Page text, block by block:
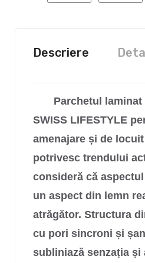
Descriere
Parchetul laminat
SWISS LIFESTYLE
amenajare și de
potrivesc trendului
consideră că
un aspect din lemn
atrăgător. Structura
cu pori sincroni și
subliniază senzația și